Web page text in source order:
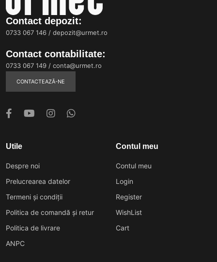
Contact depozit:
0733 067 146 / depozit@urmet.ro
Contact contabilitate:
0733 067 149 / conta@urmet.ro
CONTACTEAZĂ-NE
Utile
Despre noi
Prelucrearea datelor
Termeni și condiții
Politica de comandă și retur
Politica de livrare
ANPC
Contul meu
Contul meu
Login
Register
WishList
Cart